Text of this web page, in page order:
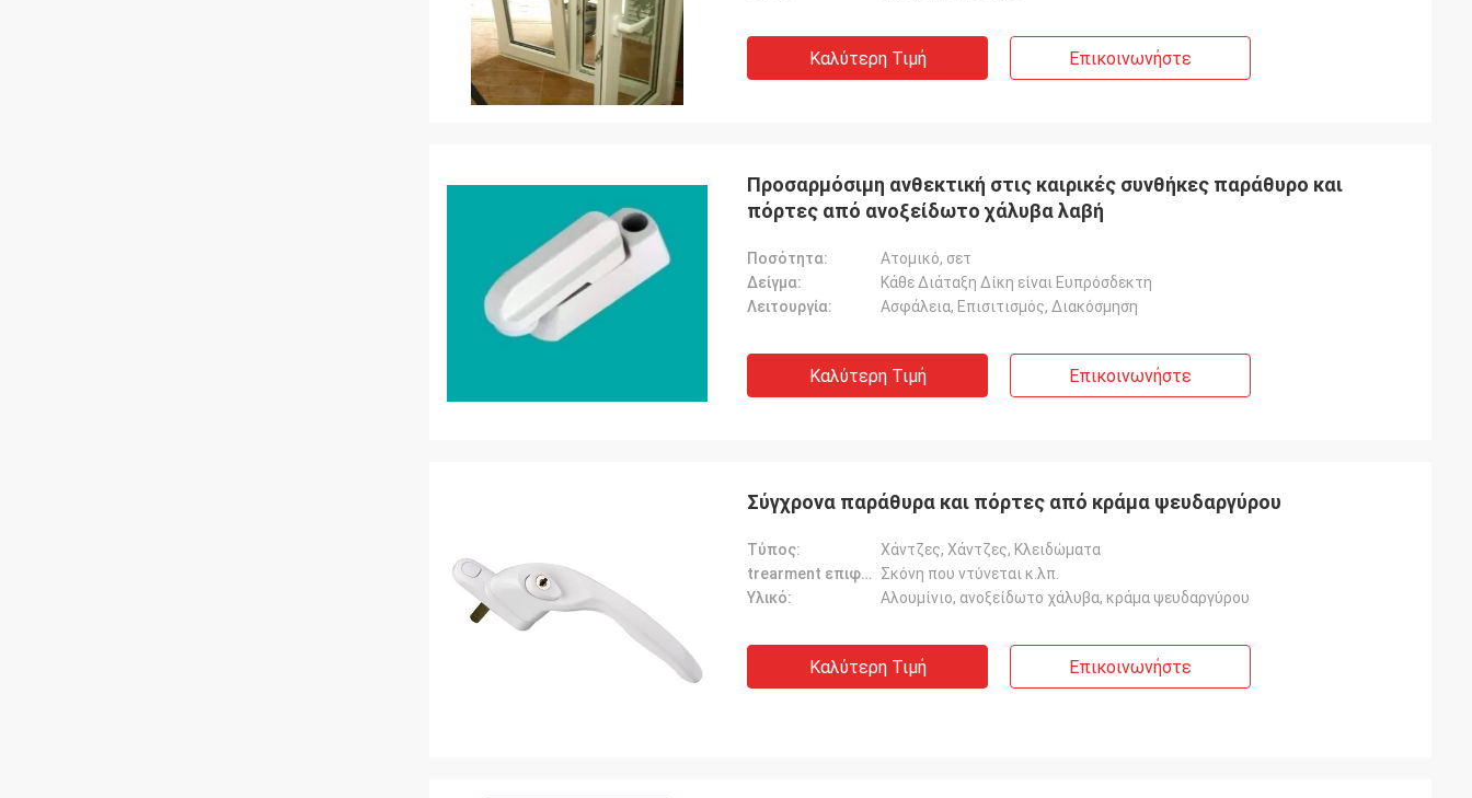
Καλύτερη Τιμή Επικοινωνήστε
Προσαρμόσιμη ανθεκτική στις καιρικές συνθήκες παράθυρο και
πόρτες από ανοξείδωτο χάλυβα λαβή
Ποσότητα:
Ατομικό, σετ
Δείγμα:
Κάθε Διάταξη Δίκη είναι Ευπρόσδεκτη
Λειτουργία:
Ασφάλεια, Επισιτισμός, Διακόσμηση
Καλύτερη Τιμή Επικοινωνήστε
Σύγχρονα παράθυρα και πόρτες από κράμα ψευδαργύρου
Τύπος:
Χάντζες, Χάντζες, Κλειδώματα
trearment επιφάνειας:
Σκόνη που ντύνεται κ.λπ.
Υλικό:
Αλουμίνιο, ανοξείδωτο χάλυβα, κράμα ψευδαργύρου
Καλύτερη Τιμή Επικοινωνήστε